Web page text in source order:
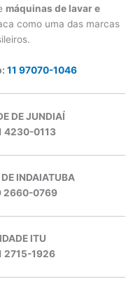
máquinas de lavar e
como uma das marcas
11 97070-1046
DE JUNDIAÍ
4230-0113
INDAIATUBA
2660-0769
ITU
2715-1926